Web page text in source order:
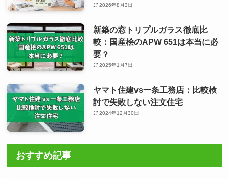
2026年8月3日
新築の窓トリプルガラス徹底比
較：国産桧のAPW 651は本当に必
要？
2025年1月7日
ヤマト住建vs一条工務店：比較検
討で失敗しない注文住宅
2024年12月30日
おすすめ記事